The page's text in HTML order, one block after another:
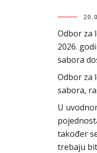
Odbor za
2026.
sabora
Odbor za
sabora,
U
također
trebaju